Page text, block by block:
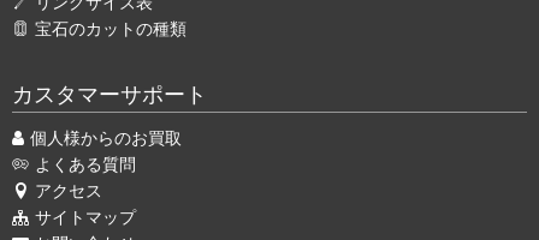
宝石のカットの種類
カスタマーサポート
個人様からのお買取
よくある質問
アクセス
サイトマップ